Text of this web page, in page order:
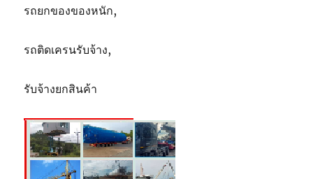
รถยกของของหนัก,
รถติดเครนรับจ้าง,
รับจ้างยกสินค้า